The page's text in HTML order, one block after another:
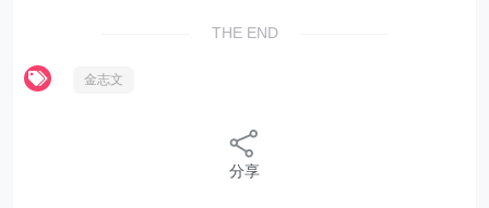
THE END
金志文
分享